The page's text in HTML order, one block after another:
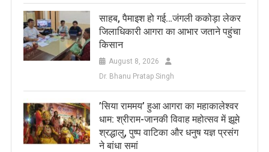
साहब, पैमाइश हो गई…जंगली ककोड़ा लेकर
जिलाधिकारी आगरा का आभार जताने पहुंचा
किसान
August 8, 2026
Dr. Bhanu Pratap Singh
​’सिया राममय’ हुआ आगरा का महाकालेश्वर
धाम: श्रीराम-जानकी विवाह महोत्सव में झूमे
श्रद्धालु, पुष्प वाटिका और धनुष यज्ञ प्रसंग
ने बांधा समां